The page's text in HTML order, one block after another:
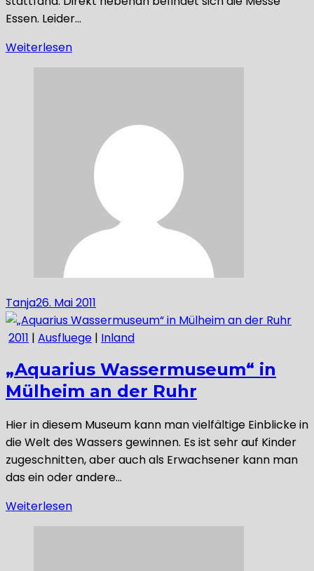
Essen. Leider…
Weiterlesen
Tanja26. Mai 2011
2011 | Ausfluege | Inland
„Aquarius Wassermuseum“ in
Mülheim an der Ruhr
Hier in diesem Museum kann man vielfältige Einblicke in
die Welt des Wassers gewinnen. Es ist sehr auf Kinder
zugeschnitten, aber auch als Erwachsener kann man
das ein oder andere…
Weiterlesen